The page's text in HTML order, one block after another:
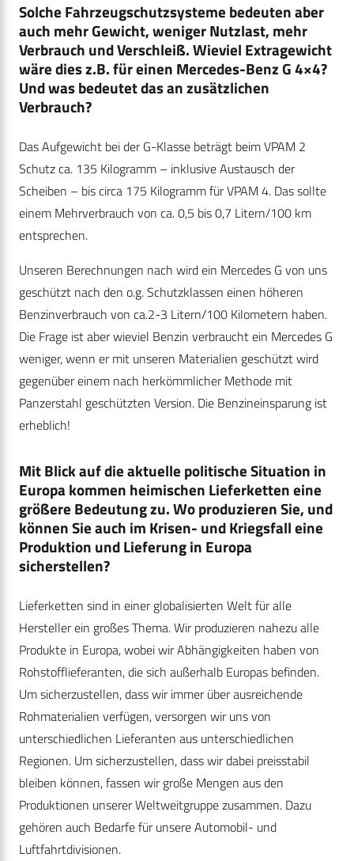
Solche Fahrzeugschutzsysteme bedeuten aber
auch mehr Gewicht, weniger Nutzlast, mehr
Verbrauch und Verschleiß. Wieviel Extragewicht
wäre dies z.B. für einen Mercedes-Benz G 4×4?
Und was bedeutet das an zusätzlichen
Verbrauch?
Das Aufgewicht bei der G-Klasse beträgt beim VPAM 2
Schutz ca. 135 Kilogramm – inklusive Austausch der
Scheiben – bis circa 175 Kilogramm für VPAM 4. Das sollte
einem Mehrverbrauch von ca. 0,5 bis 0,7 Litern/100 km
entsprechen.
Unseren Berechnungen nach wird ein Mercedes G von uns
geschützt nach den o.g. Schutzklassen einen höheren
Benzinverbrauch von ca.2-3 Litern/100 Kilometern haben.
Die Frage ist aber wieviel Benzin verbraucht ein Mercedes G
weniger, wenn er mit unseren Materialien geschützt wird
gegenüber einem nach herkömmlicher Methode mit
Panzerstahl geschützten Version. Die Benzineinsparung ist
erheblich!
Mit Blick auf die aktuelle politische Situation in
Europa kommen heimischen Lieferketten eine
größere Bedeutung zu. Wo produzieren Sie, und
können Sie auch im Krisen- und Kriegsfall eine
Produktion und Lieferung in Europa
sicherstellen?
Lieferketten sind in einer globalisierten Welt für alle
Hersteller ein großes Thema. Wir produzieren nahezu alle
Produkte in Europa, wobei wir Abhängigkeiten haben von
Rohstofflieferanten, die sich außerhalb Europas befinden.
Um sicherzustellen, dass wir immer über ausreichende
Rohmaterialien verfügen, versorgen wir uns von
unterschiedlichen Lieferanten aus unterschiedlichen
Regionen. Um sicherzustellen, dass wir dabei preisstabil
bleiben können, fassen wir große Mengen aus den
Produktionen unserer Weltweitgruppe zusammen. Dazu
gehören auch Bedarfe für unsere Automobil- und
Luftfahrtdivisionen.